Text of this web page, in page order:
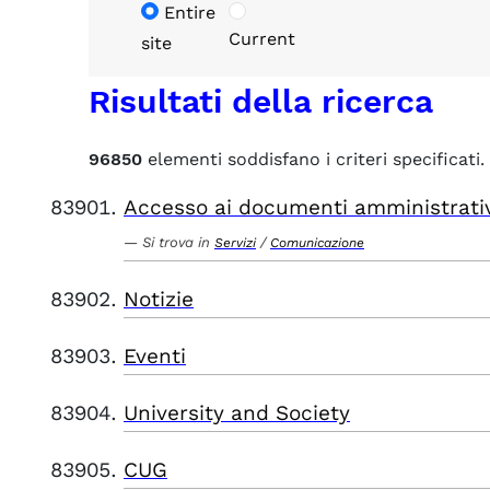
Entire
site
Current
Risultati della ricerca
96850 elementi soddisfano i criteri specificati.
Accesso ai documenti
Si trova in Servizi / Comunicazione
Notizie
Eventi
University and Society
CUG